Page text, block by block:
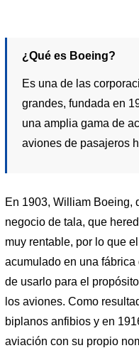
¿Qué es Boeing?
Es una de las
grandes, fundada en
una amplia gama de
aviones de pasajeros
En 1903, William Boeing,
negocio de tala, que
muy rentable, por lo que
acumulado en una
de usarlo para el
los aviones. Como
biplanos anfibios y en
aviación con su propio